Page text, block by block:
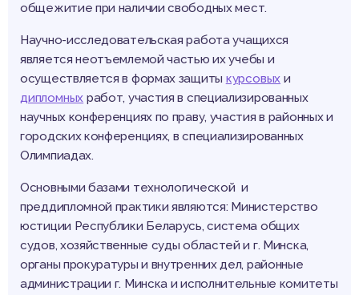
общежитие при наличии свободных мест.
Научно-исследовательская работа учащихся
является неотъемлемой частью их учебы и
осуществляется в формах защиты курсовых и
дипломных работ, участия в специализированных
научных конференциях по праву, участия в районных и
городских конференциях, в специализированных
Олимпиадах.
Основными базами технологической и
преддипломной практики являются: Министерство
юстиции Республики Беларусь, система общих
судов, хозяйственные суды областей и г. Минска,
органы прокуратуры и внутренних дел, районные
администрации г. Минска и исполнительные комитеты